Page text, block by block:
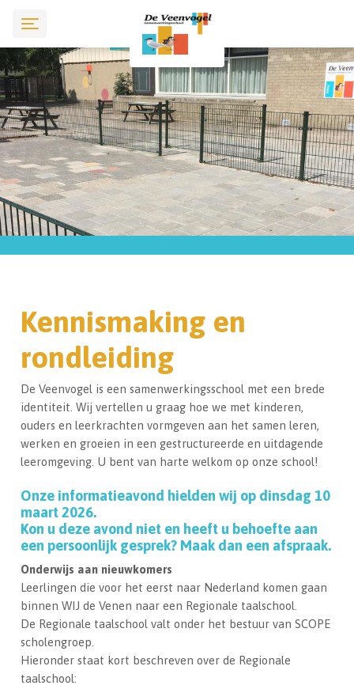
Kennismaking en
rondleiding
De Veenvogel is een samenwerkingsschool met een brede
identiteit. Wij vertellen u graag hoe we met kinderen,
ouders en leerkrachten vormgeven aan het samen leren,
werken en groeien in een gestructureerde en uitdagende
leeromgeving. U bent van harte welkom op onze school!
Onze informatieavond hielden wij op dinsdag 10
maart 2026.
Kon u deze avond niet en heeft u behoefte aan
een persoonlijk gesprek? Maak dan een afspraak.
Onderwijs aan nieuwkomers
Leerlingen die voor het eerst naar Nederland komen gaan
binnen WIJ de Venen naar een Regionale taalschool.
De Regionale taalschool valt onder het bestuur van SCOPE
scholengroep.
Hieronder staat kort beschreven over de Regionale
taalschool: